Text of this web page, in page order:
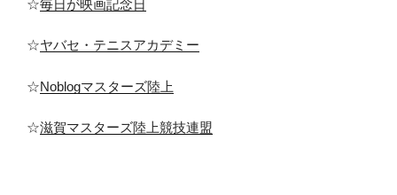
☆毎日が映画記念日
☆ヤバセ・テニスアカデミー
☆Noblogマスターズ陸上
☆滋賀マスターズ陸上競技連盟